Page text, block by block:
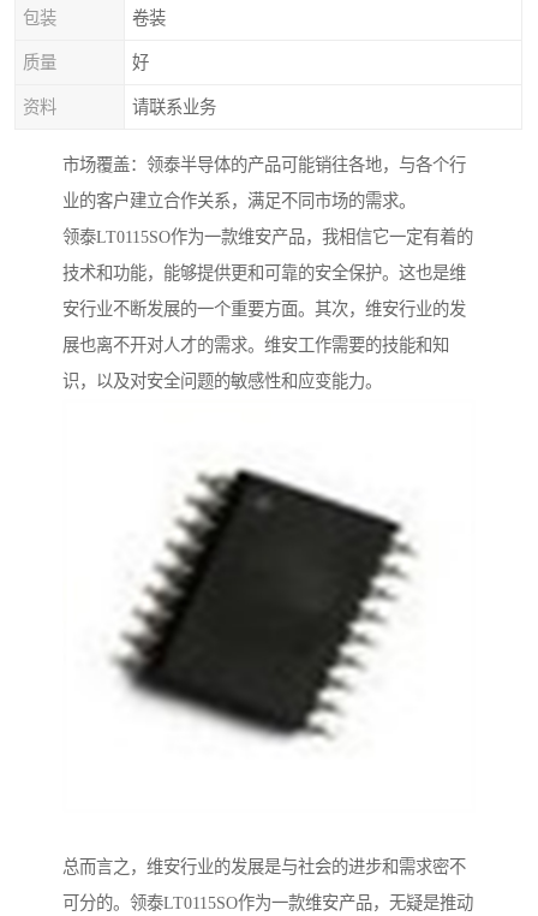
包装 卷装
质量 好
资料 请联系业务
市场覆盖：领泰半导体的产品可能销往各地，与各个行
业的客户建立合作关系，满足不同市场的需求。
领泰LT0115SO作为一款维安产品，我相信它一定有着的
技术和功能，能够提供更和可靠的安全保护。这也是维
安行业不断发展的一个重要方面。其次，维安行业的发
展也离不开对人才的需求。维安工作需要的技能和知
识，以及对安全问题的敏感性和应变能力。
总而言之，维安行业的发展是与社会的进步和需求密不
可分的。领泰LT0115SO作为一款维安产品，无疑是推动